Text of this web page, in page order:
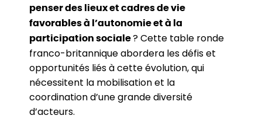
penser des lieux et cadres de vie
favorables à l’autonomie et à la
participation sociale? Cette table ronde
franco-britannique abordera les défis et
opportunités liés à cette évolution, qui
nécessitent la mobilisation et la
coordination d’une grande diversité
d’acteurs.